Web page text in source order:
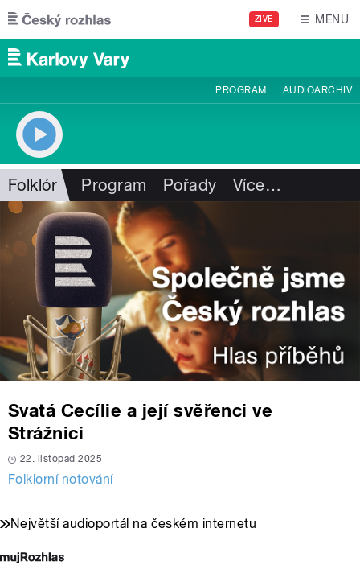
Přejít k hlavnímu obsahu
ŽIVĚ MENU
PROGRAM AUDIOARCHIV
Folklór Program Pořady Více…
Svatá Cecílie a její svěřenci ve
Strážnici
22. listopad 2025
Folklorní notování
Největší audioportál na českém internetu